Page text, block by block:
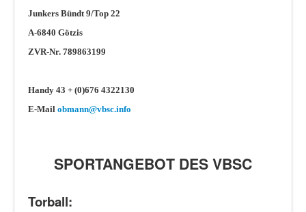
Junkers Bündt 9/Top 22
A-6840 Götzis
ZVR-Nr. 789863199
Handy 43 + (0)676 4322130
E-Mail obmann@vbsc.info
SPORTANGEBOT DES VBSC
Torball: